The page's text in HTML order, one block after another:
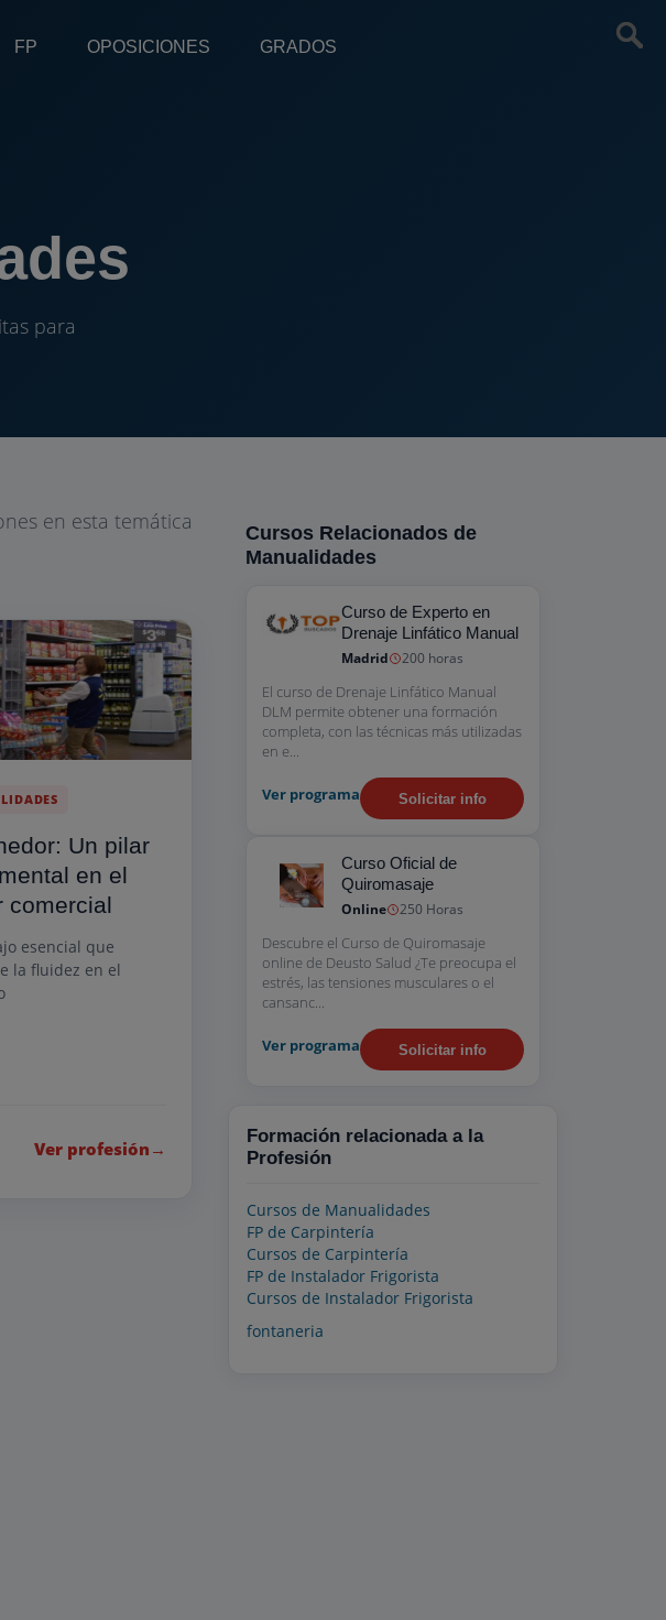
FP OPOSICIONES GRADOS
para
Cursos Relacionados de
Manualidades
Curso de Experto en
Drenaje Linfático Manual
Madrid
200 horas
El curso de Drenaje Linfático Manual
DLM permite obtener una formación
completa, con las técnicas más utilizadas
en e...
Ver programa Solicitar info
Curso Oficial de
Quiromasaje
Online
250 Horas
Descubre el Curso de Quiromasaje
online de Deusto Salud ¿Te preocupa el
estrés, las tensiones musculares o el
cansanc...
Ver programa Solicitar info
Formación relacionada a la
Profesión
Cursos de Manualidades
FP de Carpintería
Cursos de Carpintería
FP de Instalador Frigorista
Cursos de Instalador Frigorista
fontaneria
en esta temática
Un pilar
en el
comercial
esencial que
la fluidez en el
Ver profesión →